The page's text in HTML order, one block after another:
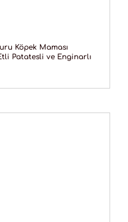
Köpek Maması
Patatesli ve Enginarlı